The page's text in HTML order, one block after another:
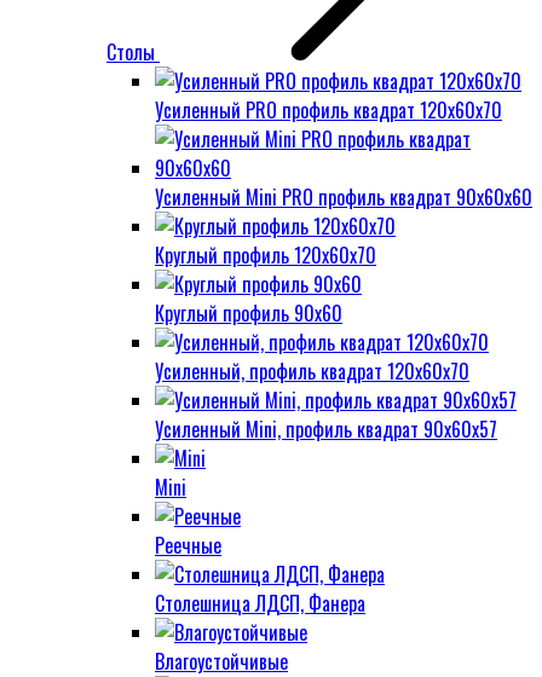
Столы
Усиленный PRO профиль квадрат 120х60х70
Усиленный Mini PRO профиль квадрат 90х60х60
Круглый профиль 120х60х70
Круглый профиль 90х60
Усиленный, профиль квадрат 120х60х70
Усиленный Mini, профиль квадрат 90х60х57
Mini
Реечные
Столешница ЛДСП, Фанера
Влагоустойчивые